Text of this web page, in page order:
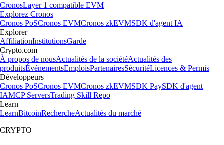
CronosLayer 1 compatible EVM
Explorez Cronos
Cronos PoSCronos EVMCronos zkEVMSDK d'agent IA
Explorer
AffiliationInstitutionsGarde
Crypto.com
À propos de nousActualités de la sociétéActualités des
produitsÉvénementsEmploisPartenairesSécuritéLicences & Permis
Développeurs
Cronos PoSCronos EVMCronos zkEVMSDK PaySDK d'agent
IAMCP ServersTrading Skill Repo
Learn
LearnBitcoinRechercheActualités du marché
CRYPTO